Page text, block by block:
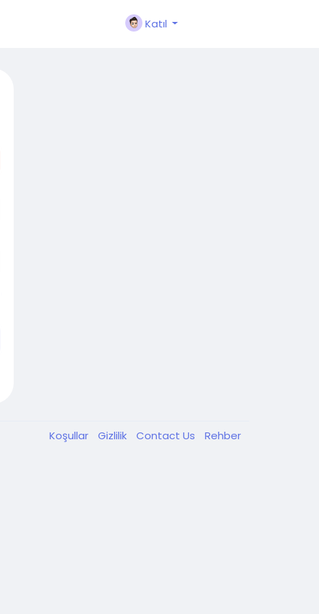
Katıl
Koşullar Gizlilik Contact Us Rehber